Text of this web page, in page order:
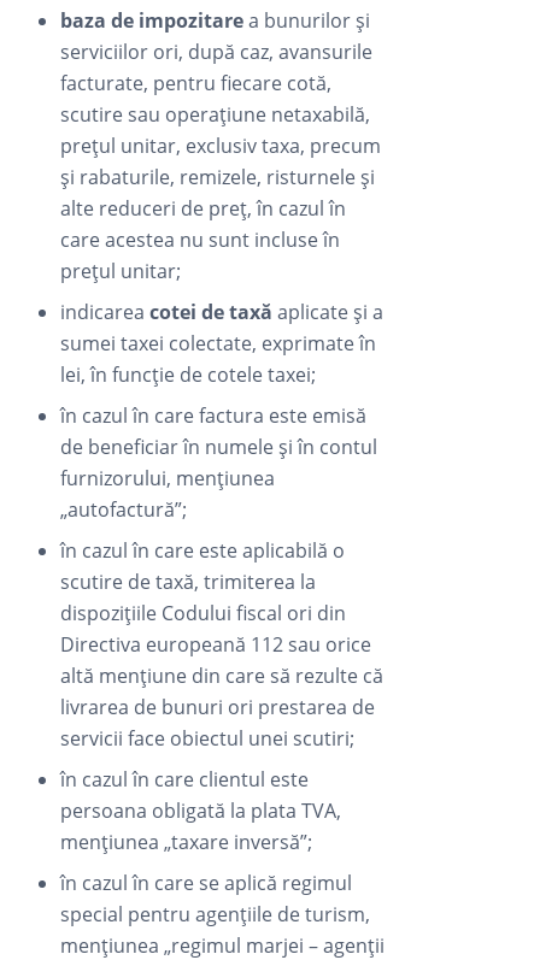
baza de impozitarea bunurilor și
serviciilor ori, după caz, avansurile
facturate, pentru fiecare cotă,
scutire sau operațiune netaxabilă,
prețul unitar, exclusiv taxa, precum
și rabaturile, remizele, risturnele și
alte reduceri de preț, în cazul în
care acestea nu sunt incluse în
prețul unitar;
indicareacotei de taxă aplicate și a
sumei taxei colectate, exprimate în
lei, în funcție de cotele taxei;
în cazul în care factura este emisă
de beneficiar în numele și în contul
furnizorului, mențiunea
„autofactură”;
în cazul în care este aplicabilă o
scutire de taxă, trimiterea la
dispozițiile Codului fiscal ori din
Directiva europeană 112 sau orice
altă mențiune din care să rezulte că
livrarea de bunuri ori prestarea de
servicii face obiectul unei scutiri;
în cazul în care clientul este
persoana obligată la plata TVA,
mențiunea „taxare inversă”;
în cazul în care se aplică regimul
special pentru agențiile de turism,
mențiunea „regimul marjei – agenții